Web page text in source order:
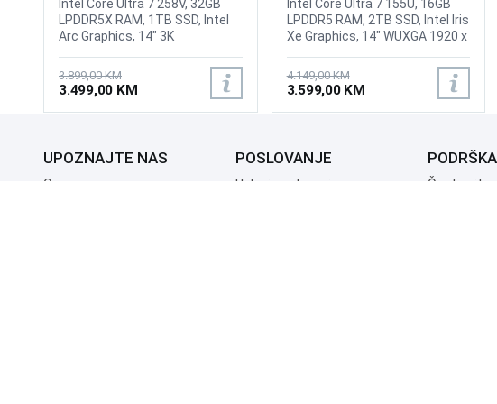
Intel Core Ultra 7 258V, 32GB
LPDDR5X RAM, 1TB SSD, Intel
Arc Graphics, 14" 3K
Touch screen display, FHD
camera with IR function to
support Windows Hello, Wi-Fi 7,
Bluetooth 5.4, HDMI 2.1, USB 3.2
4, Combo Audio Jack, Battery:
72Wh 4-cell Li-ion, Sleeve, USB-
3.899,00 KM
3.499,00 KM
Intel Core Ultra 7 155U, 16GB
LPDDR5 RAM, 2TB SSD, Intel Iris
Xe Graphics, 14" WUXGA 1920 x
ThinkShutter and Integrated
Microphone, Wi-Fi 6E 2x2 AX &
Bluetooth 5.3, 1x USB-A (USB
5Gbps, USB 3.2 Gen 1), 1x USB-
Always On 2x USB-C
Thunderbolt 4, USB4 40Gbps,
1x HDMI 2.1, Headphone / mic
4.149,00 KM
3.599,00 KM
UPOZNAJTE NAS
O nama
POSLOVANJE
Uslovi poslovanja
PODRŠKA
Česta